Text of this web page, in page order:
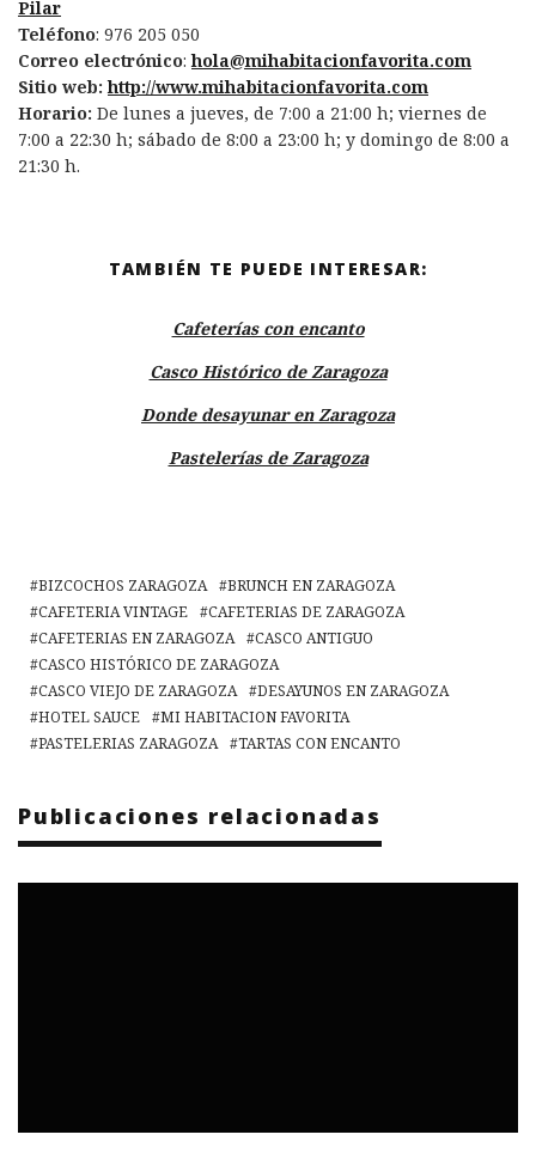
Pilar
Teléfono: 976 205 050
Correo electrónico:hola@mihabitacionfavorita.com
Sitio web:http://www.mihabitacionfavorita.com
Horario: De lunes a jueves, de 7:00 a 21:00 h; viernes de
7:00 a 22:30 h; sábado de 8:00 a 23:00 h; y domingo de 8:00 a
21:30 h.
TAMBIÉN TE PUEDE INTERESAR:
Cafeterías con encanto
Casco Histórico de Zaragoza
Donde desayunar en Zaragoza
Pastelerías de Zaragoza
BIZCOCHOS ZARAGOZA
BRUNCH EN ZARAGOZA
CAFETERIA VINTAGE
CAFETERIAS DE ZARAGOZA
CAFETERIAS EN ZARAGOZA
CASCO ANTIGUO
CASCO HISTÓRICO DE ZARAGOZA
CASCO VIEJO DE ZARAGOZA
DESAYUNOS EN ZARAGOZA
HOTEL SAUCE
MI HABITACION FAVORITA
PASTELERIAS ZARAGOZA
TARTAS CON ENCANTO
Publicaciones relacionadas